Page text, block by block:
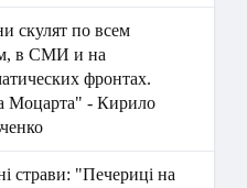
скулят по всем
в СМИ и на
фронтах.
Моцарта" - Кирило
страви: "Печериці на